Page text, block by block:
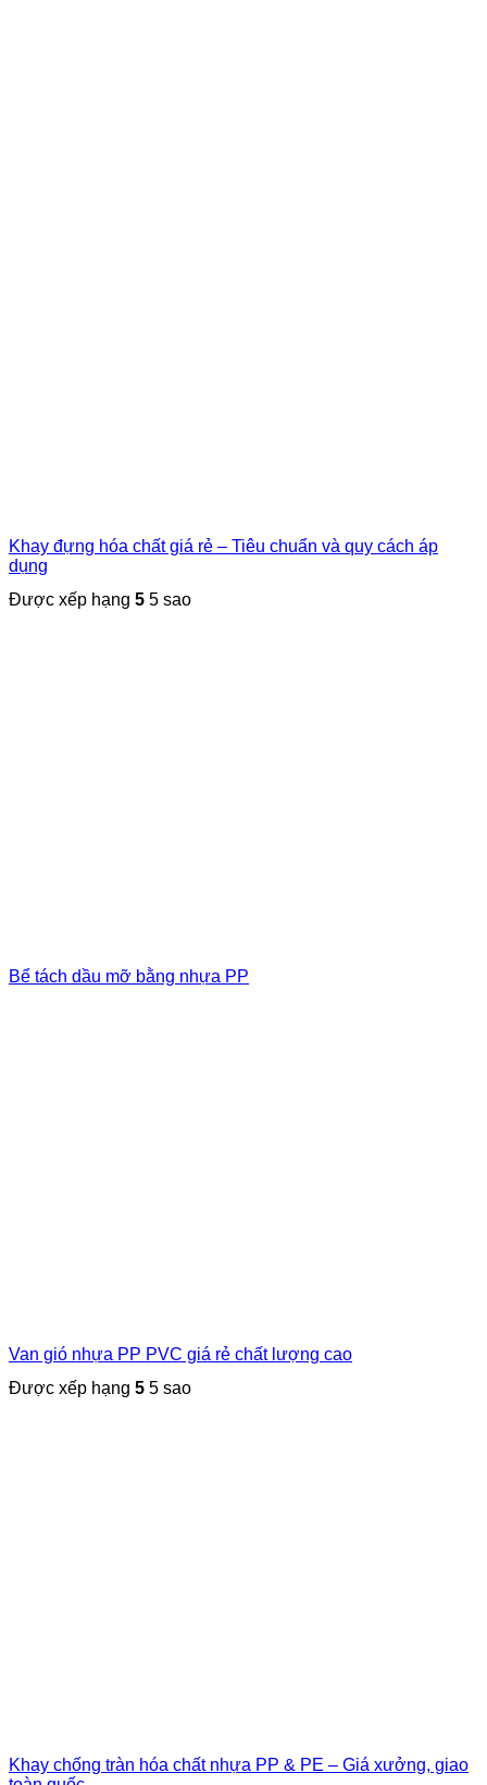
Khay đựng hóa chất giá rẻ – Tiêu chuẩn và quy cách áp
dụng
Được xếp hạng 5 5 sao
Bể tách dầu mỡ bằng nhựa PP
Van gió nhựa PP PVC giá rẻ chất lượng cao
Được xếp hạng 5 5 sao
Khay chống tràn hóa chất nhựa PP & PE – Giá xưởng, giao